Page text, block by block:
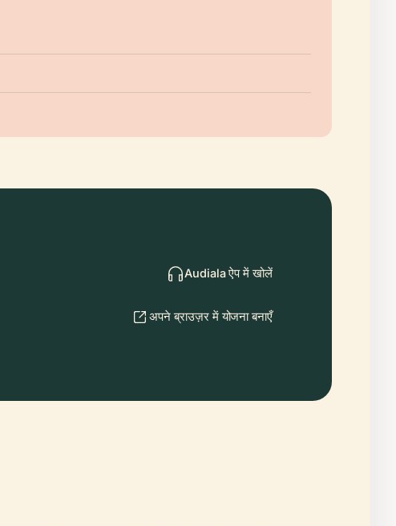
Audiala ऐप में खोलें
अपने ब्राउज़र में योजना बनाएँ